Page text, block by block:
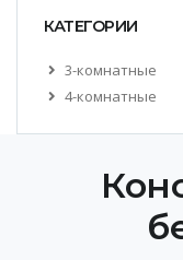
КАТЕГОРИИ
3-комнатные
4-комнатные